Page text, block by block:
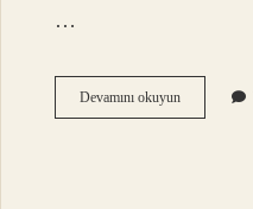
…
Devamını okuyunSemi
Subuti